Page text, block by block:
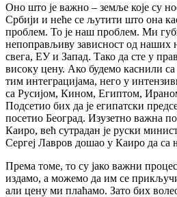
Оно што је важно – земље које су
Србији и неће се љутити што она
проблем. То је наш проблем. Ми
непоправљиву зависност од наших
свега, ЕУ и Запад. Тако да сте у
високу цену. Ако будемо каснили
тим интеграцијама, него у
са Русијом, Кином, Египтом,
Подсетио бих да је египатски
посетио Београд. Изузетно важна
Каиро, већ сутрадан је руски
Сергеј Лавров дошао у Каиро да са
Према томе, то су јако важни
издамо, а можемо да им се
али цену ми плаћамо. Зато бих